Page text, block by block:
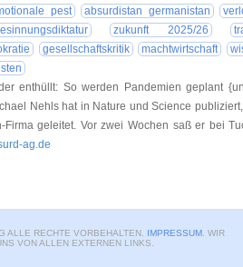
pest absurdistan germanistan
zukunft 2025/26
gesellschaftskritik machtwirtschaft
enthüllt: So werden Pandemien geplant
Nehls hat in Nature und Science
Firma geleitet. Vor zwei Wochen saß er bei
ag.de
ALLE RECHTE VORBEHALTEN. IMPRESSUM. WIR
VON ALLEN EXTERNEN LINKS.